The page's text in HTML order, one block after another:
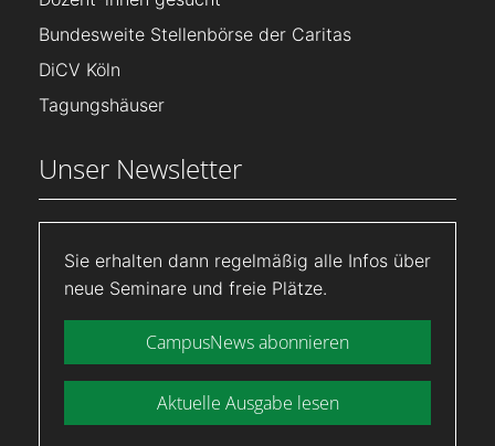
Bundesweite Stellenbörse der Caritas
DiCV Köln
Tagungshäuser
Unser Newsletter
Sie erhalten dann regelmäßig alle Infos über
neue Seminare und freie Plätze.
CampusNews abonnieren
Aktuelle Ausgabe lesen